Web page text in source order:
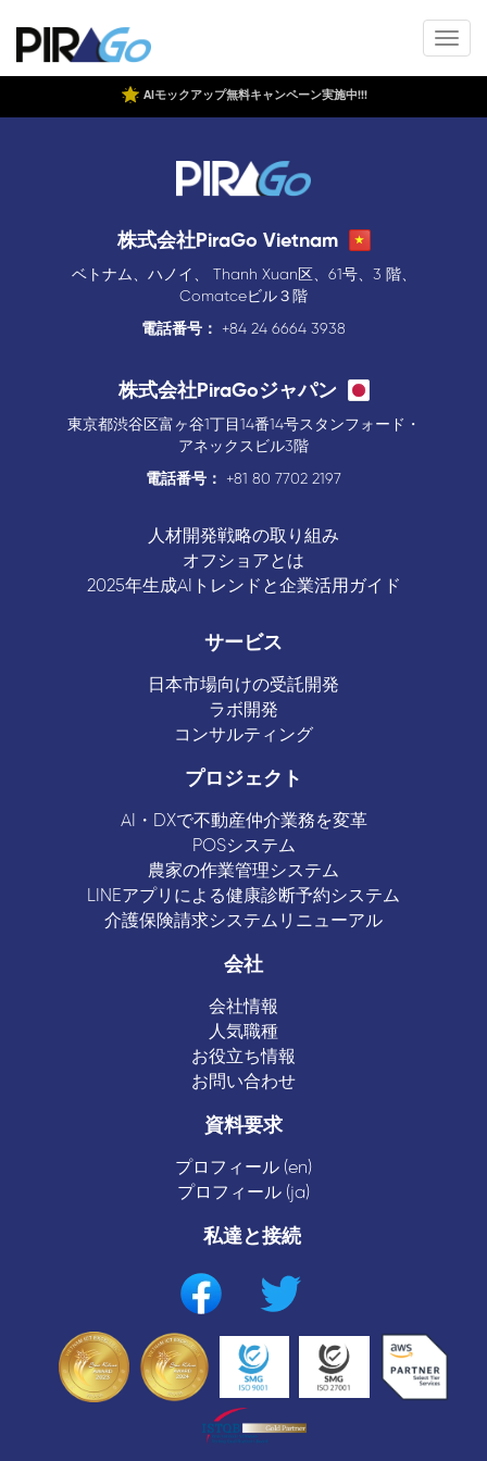
AIモックアップ無料キャンペーン実施中!!!
株式会社PiraGo Vietnam
ベトナム、ハノイ、 Thanh Xuan区、61号、3 階、
Comatceビル３階
電話番号：
+84 24 6664 3938
株式会社PiraGoジャパン
東京都渋谷区富ヶ谷1丁目14番14号スタンフォード・
アネックスビル3階
電話番号：
+81 80 7702 2197
人材開発戦略の取り組み
オフショアとは
2025年生成AIトレンドと企業活用ガイド
サービス
日本市場向けの受託開発
ラボ開発
コンサルティング
プロジェクト
AI・DXで不動産仲介業務を変革
POSシステム
農家の作業管理システム
LINEアプリによる健康診断予約システム
介護保険請求システムリニューアル
会社
会社情報
人気職種
お役立ち情報
お問い合わせ
資料要求
プロフィール (en)
プロフィール (ja)
私達と接続